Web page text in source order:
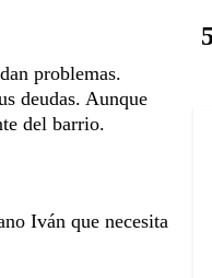
problemas.
deudas. Aunque
del barrio.
Iván que necesita